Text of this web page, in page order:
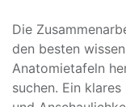
Die
den besten
Anatomietafeln
suchen. Ein